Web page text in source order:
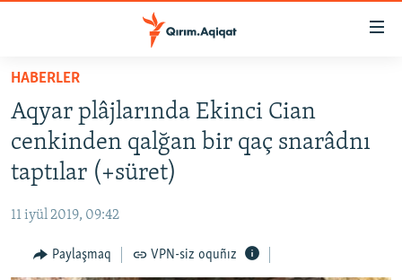
Esas
qaytmaq
Baş
navigatsiyağa
qaytmaq
Qıdıruvğa
qaytmaq
SİYASET
İQTİSADİYAT
MEDENİYET
İNSAN AQLARI
HABERLER
Aqyar plâjlarında Ekinci Cian
cenkinden qalğan bir qaç snarâdnı
taptılar (+süret)
11 iyül 2019, 09:42
Paylaşmaq VPN-siz oquñız